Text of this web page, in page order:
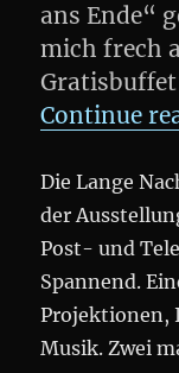
ans Ende“
mich frech
Continue
Die Lange
der
Post- und
Spannend.
Projektionen,
Musik. Zwei